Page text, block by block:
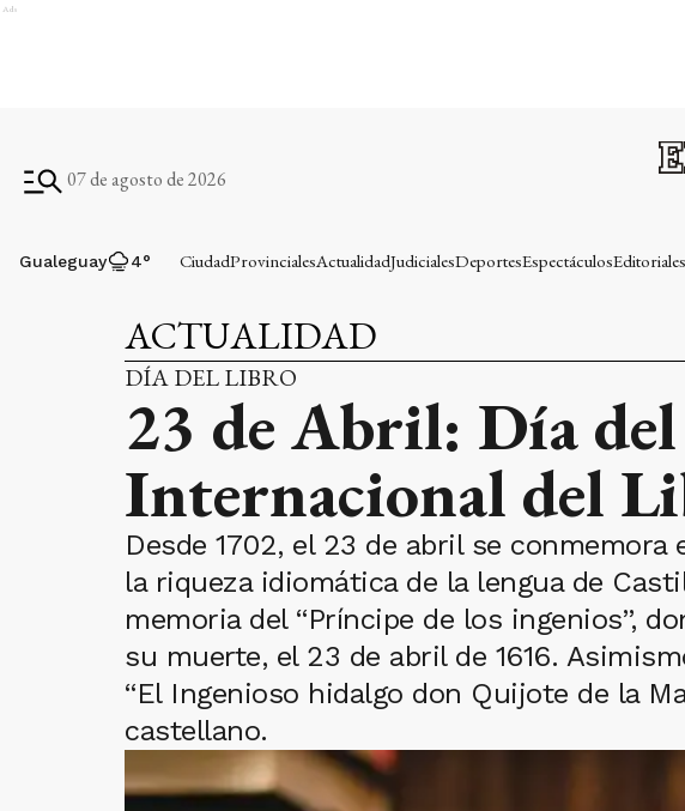
Ads
07 de agosto de 2026
Gualeguay 4° CiudadProvincialesActualidadJudicialesDeportesEspectáculosEditoriales
ACTUALIDAD
DÍA DEL LIBRO
23 de Abril: Día
Internacional del
Desde 1702, el 23 de abril se
la riqueza idiomática de la lengua de
memoria del “Príncipe de los ingenios”,
su muerte, el 23 de abril de 1616.
“El Ingenioso hidalgo don Quijote de la
castellano.